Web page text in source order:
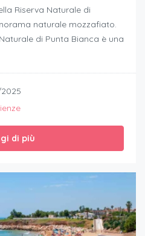
Riserva Naturale di
naturale mozzafiato.
di Punta Bianca è una
di più